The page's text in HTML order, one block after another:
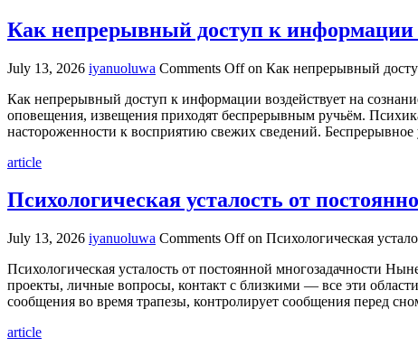
Как непрерывный доступ к информации
July 13, 2026 iyanuoluwa Comments Offon Как непрерывный
Как непрерывный доступ к информации воздействует на
оповещения, извещения приходят беспрерывным ручьём.
настороженности к восприятию свежих сведений.
article
Психологическая усталость от
July 13, 2026 iyanuoluwa Comments Offon Психологическая
Психологическая усталость от постоянной многозадачности
проекты, личные вопросы, контакт с близкими — все эти
сообщения во время трапезы, контролирует сообщения перед
article